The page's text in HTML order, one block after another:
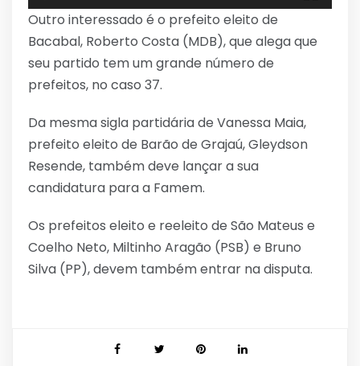
Outro interessado é o prefeito eleito de
Bacabal, Roberto Costa (MDB), que alega que
seu partido tem um grande número de
prefeitos, no caso 37.
Da mesma sigla partidária de Vanessa Maia,
prefeito eleito de Barão de Grajaú, Gleydson
Resende, também deve lançar a sua
candidatura para a Famem.
Os prefeitos eleito e reeleito de São Mateus e
Coelho Neto, Miltinho Aragão (PSB) e Bruno
Silva (PP), devem também entrar na disputa.